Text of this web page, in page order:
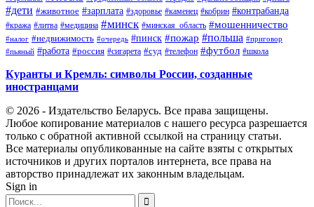
#дети #животное #зарплата #здоровье #каменец #кобрин #контрабанда
#кража #литва #медицина #минск #минская_область #мошенничество
#налог #недвижимость #очередь #пинск #пожар #польша #приговор
#пьяный #работа #россия #сигарета #суд #телефон #футбол #школа
Куранты и Кремль: символы России, созданные
иностранцами
© 2026 - Издательство Беларусь. Все права защищены.
Любое копирование материалов с нашего ресурса разрешается
только с обратной активной ссылкой на страницу статьи.
Все материалы опубликованные на сайте взяты с открытых
источников и других порталов интернета, все права на
авторство принадлежат их законным владельцам.
Sign in